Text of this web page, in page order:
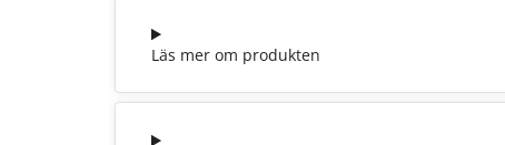
Läs mer om produkten